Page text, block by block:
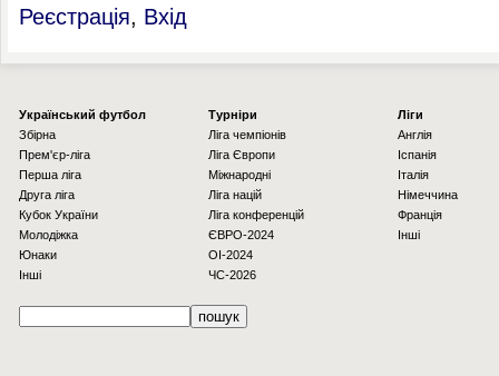
Реєстрація, Вхід
Українcький футбол
Збірна
Прем'єр-ліга
Перша ліга
Друга ліга
Кубок України
Молодіжка
Юнаки
Інші
Турніри
Ліга чемпіонів
Ліга Європи
Міжнародні
Ліга націй
Ліга конференцій
ЄВРО-2024
OI-2024
ЧС-2026
Ліги
Англія
Іспанія
Італія
Німеччина
Франція
Інші